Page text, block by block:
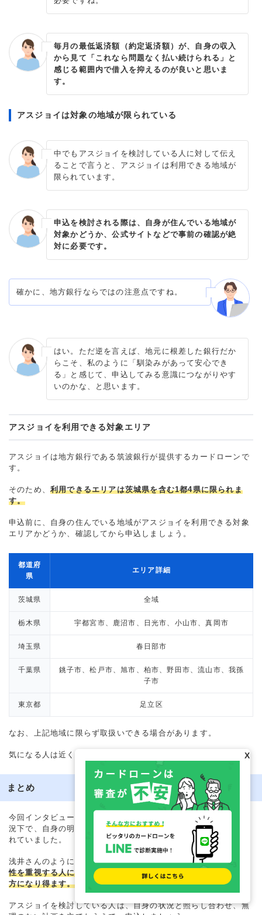
毎月の最低返済額（約定返済額）が、自身の収入
から見て「これなら問題なく払い続けられる」と
感じる範囲内で借入を抑えるのが良いと思いま
す。
アスジョイは対象の地域が限られている
中でもアスジョイを検討している人に対して伝え
ることで言うと、アスジョイは利用できる地域が
限られています。
申込を検討される際は、自身が住んでいる地域が
対象かどうか、公式サイトなどで事前の確認が絶
対に必要です。
確かに、地方銀行ならではの注意点ですね。
はい。ただ逆を言えば、地元に根差した銀行だか
らこそ、私のように「馴染みがあって安心でき
る」と感じて、申込してみる意識につながりやす
いのかな、と思います。
アスジョイを利用できる対象エリア
アスジョイは地方銀行である筑波銀行が提供するカードローンで
す。
そのため、 利用できるエリアは茨城県を含む1都4県に限られま
す。
申込前に、自身の住んでいる地域がアスジョイを利用できる対象
エリアかどうか、確認してから申込しましょう。
都道府
県
エリア詳細
茨城県 全域
栃木県 宇都宮市、鹿沼市、日光市、小山市、真岡市
埼玉県 春日部市
千葉県
銚子市、松戸市、旭市、柏市、野田市、流山市、我孫
子市
東京都 足立区
なお、上記地域に限らず取扱いできる場合があります。
気になる人は近くの筑波銀行店舗などに問い合わせましょう。
まとめ
今回インタビューした浅井さんは、収入が不安定になりがちな状
況下で、自身の明確な基準と計画性をもってアスジョイを活用さ
れていました。
浅井さんのように、
いざというときのための安心感や日々の利便
性を重視する人にとって、筑波銀行の「アスジョイ」は心強い味
方になり得ます。
アスジョイを検討している人は、自身の状況と照らし合わせ、無
X